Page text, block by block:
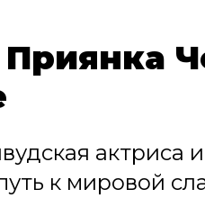
актриса
к мировой